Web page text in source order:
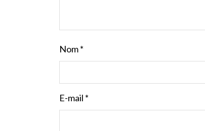
Nom*
E-mail *